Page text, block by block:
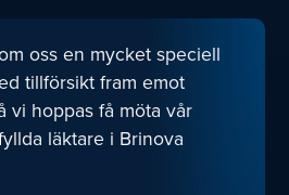
oss en mycket speciell
tillförsikt fram emot
vi hoppas få möta vår
läktare i Brinova